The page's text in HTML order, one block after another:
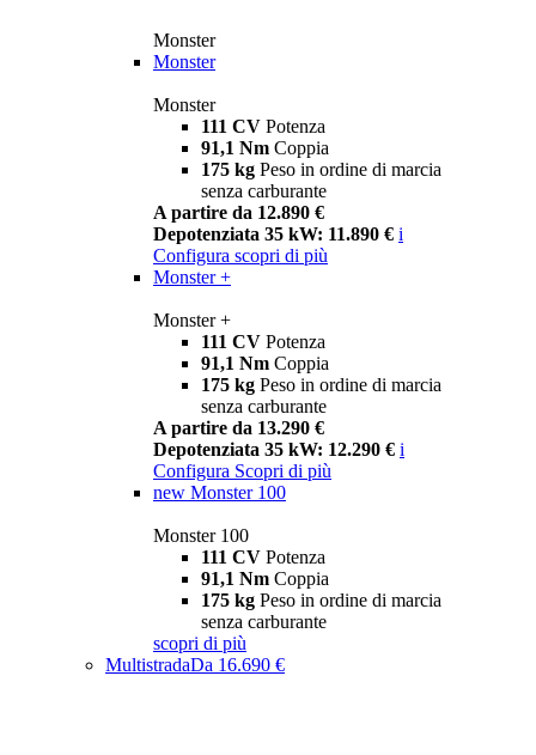
Monster
Monster
Monster
111 CV Potenza
91,1 Nm Coppia
175 kg Peso in ordine di marcia
senza carburante
A partire da 12.890 €
Depotenziata 35 kW: 11.890 € i
Configura scopri di più
Monster +
Monster +
111 CV Potenza
91,1 Nm Coppia
175 kg Peso in ordine di marcia
senza carburante
A partire da 13.290 €
Depotenziata 35 kW: 12.290 € i
Configura Scopri di più
new Monster 100
Monster 100
111 CV Potenza
91,1 Nm Coppia
175 kg Peso in ordine di marcia
senza carburante
scopri di più
MultistradaDa 16.690 €